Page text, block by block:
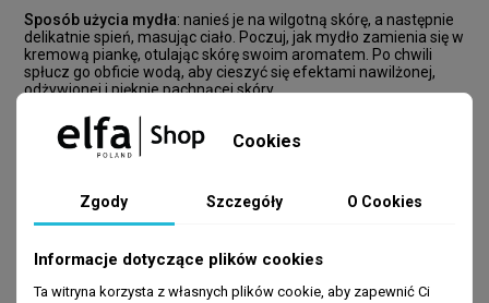
Sposób użycia mydła: nanieś je na wilgotną skórę, a następnie
delikatnie spień, masując ciało. Poczuj, jak mydło zamienia się w
kremową piankę, otulając skórę swoim aromatem. Po chwili
spłucz go obficie wodą, aby cieszyć się efektami nawilżonej,
odżywionej i pięknie pachnącej skóry.
Odkryj magię róży damasceńskiej i masła shea w jednym
produkcie, który nie tylko zadba o Twoją skórę, ale także
będzie pielęgnować Twoje zmysły.
Cookies
Zgody Szczegóły O Cookies
Informacje dotyczące plików cookies
Ta witryna korzysta z własnych plików cookie, aby zapewnić Ci